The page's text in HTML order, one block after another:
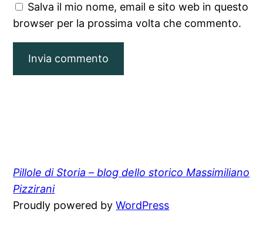
Salva il mio nome, email e sito web in questo
browser per la prossima volta che commento.
Pillole di Storia – blog dello storico Massimiliano
Pizzirani
Proudly powered byWordPress